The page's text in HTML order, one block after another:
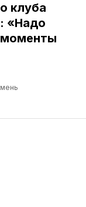
клуба
«Надо
моменты